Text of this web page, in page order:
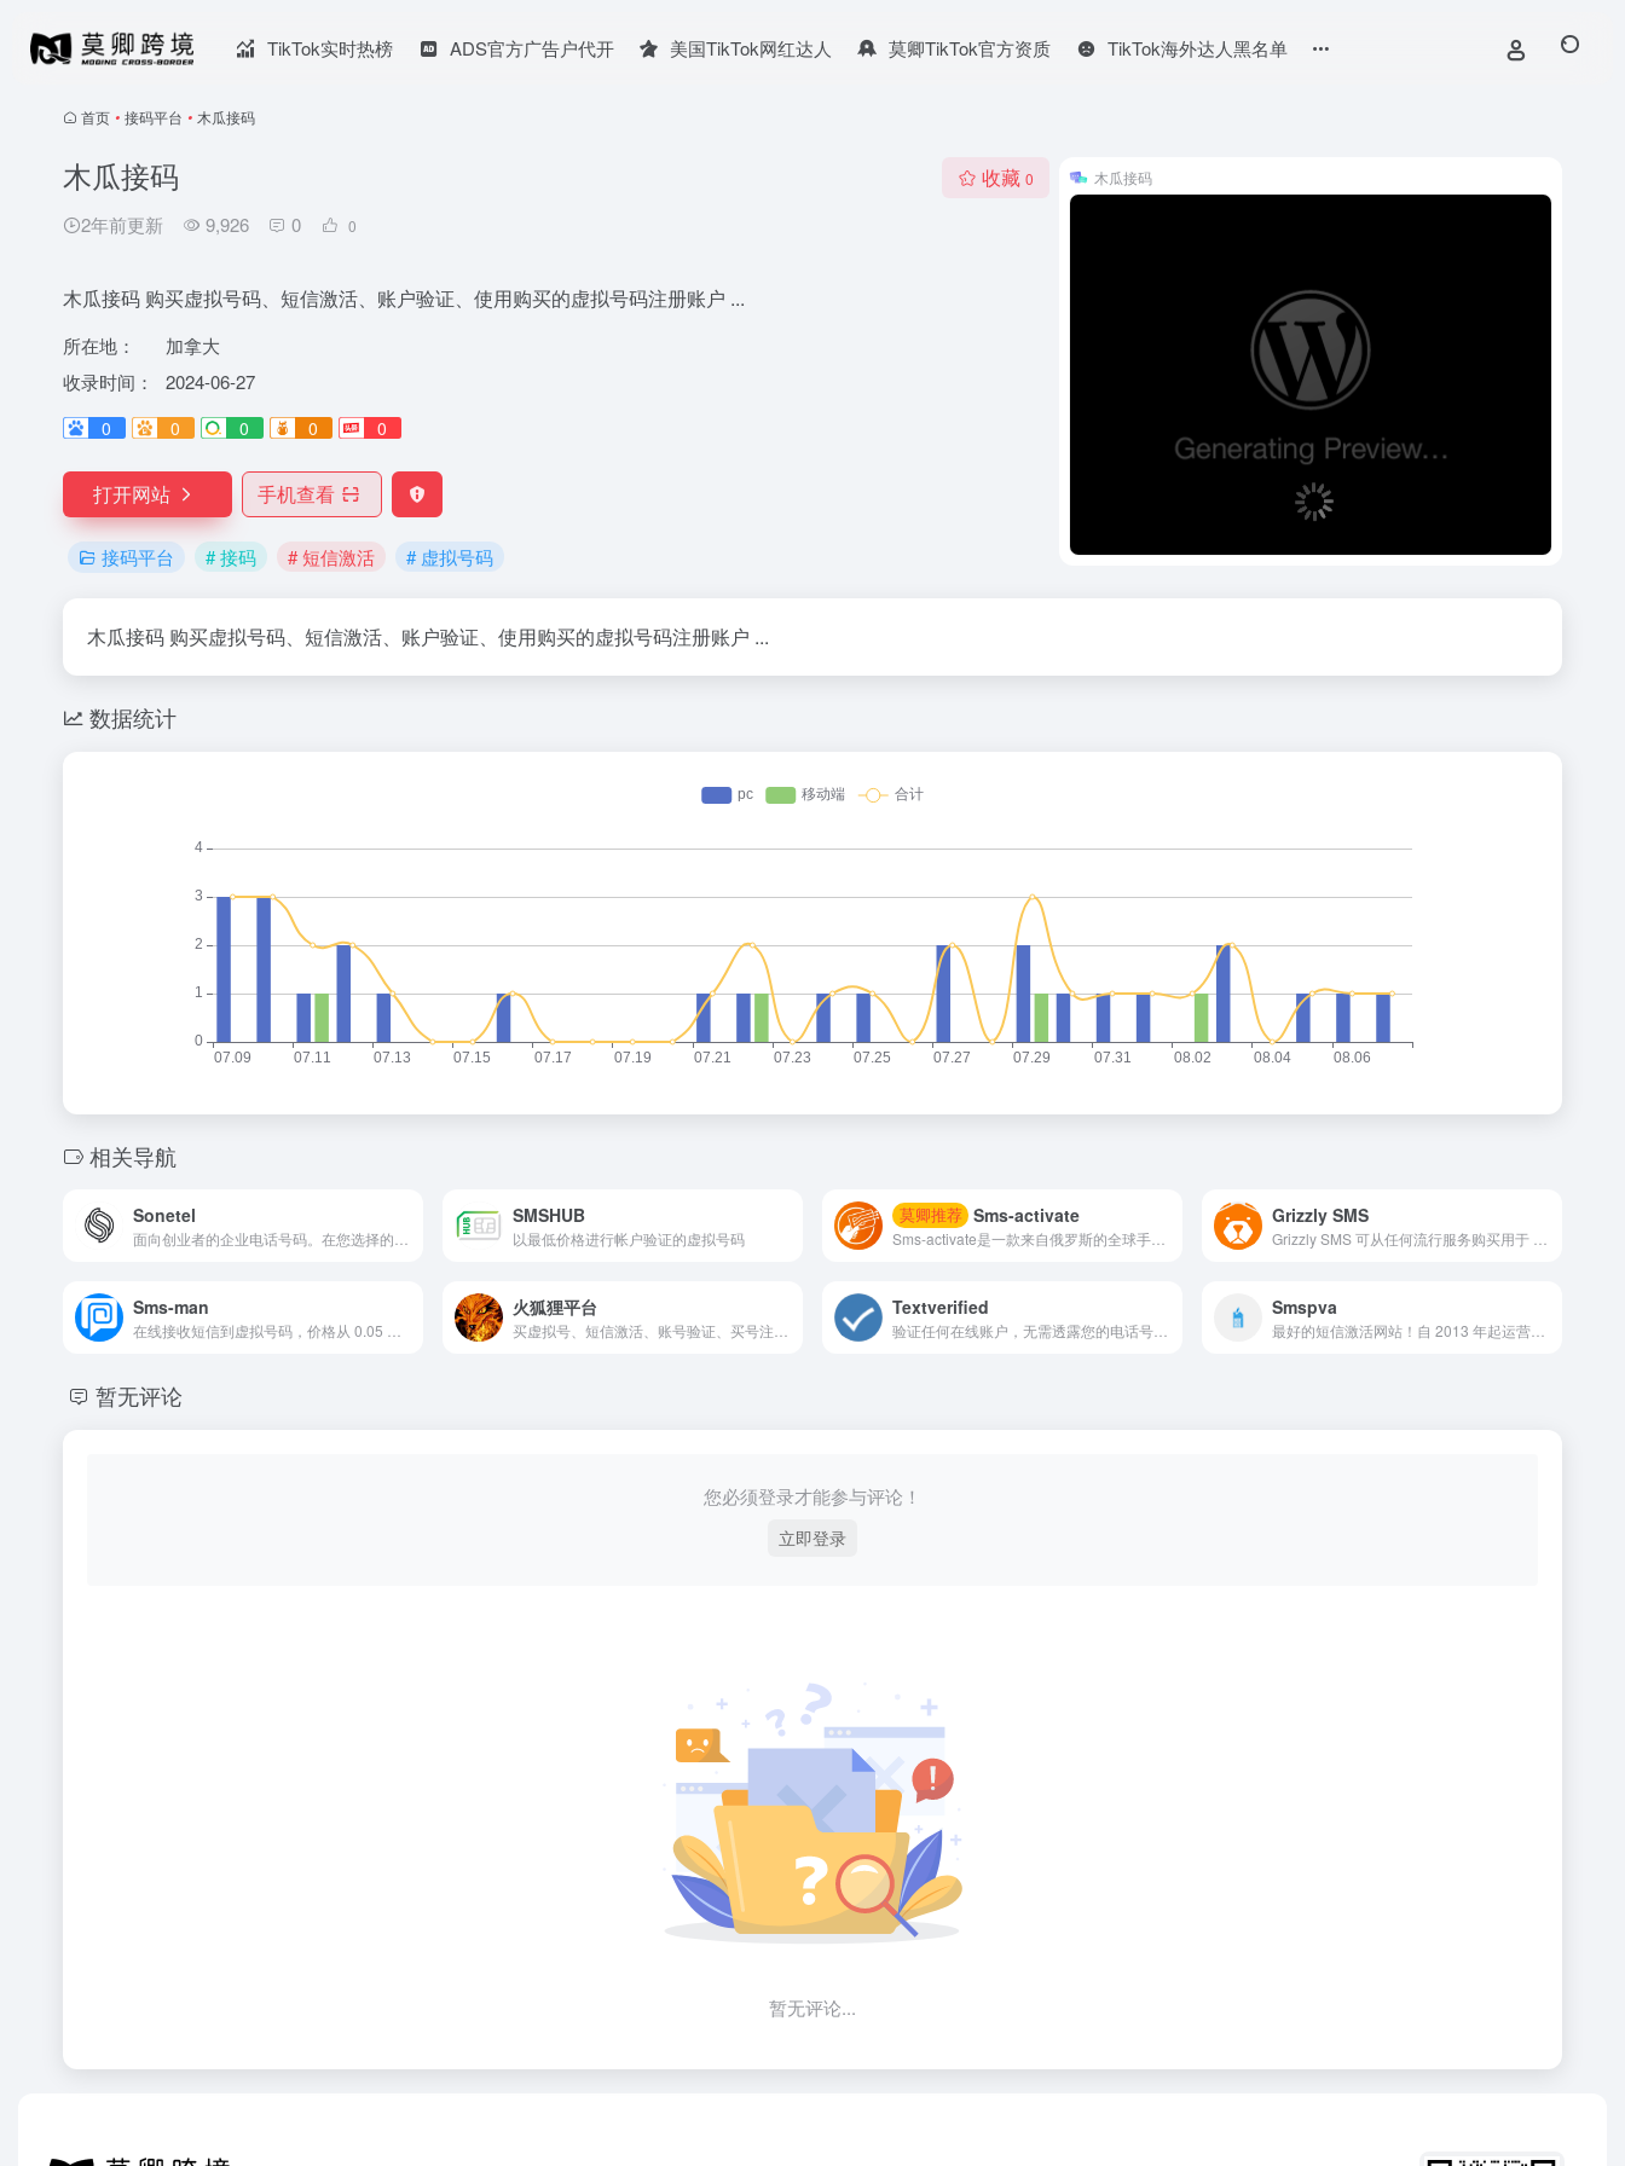
TikTok实时热榜 ADS官方广告户代开 美国TikTok网红达人 莫卿TikTok官方资质 TikTok海外达人黑名单
首页 • 接码平台 • 木瓜接码
木瓜接码
2年前更新 9,926 0 0
收藏 0
木瓜接码 购买虚拟号码、短信激活、账户验证、使用购买的虚拟号码注册账户 ...
所在地：
加拿大
收录时间：
2024-06-27
0 0 0 0 0
打开网站 手机查看
接码平台 # 接码 # 短信激活 # 虚拟号码
木瓜接码
木瓜接码 购买虚拟号码、短信激活、账户验证、使用购买的虚拟号码注册账户 ...
数据统计
相关导航
Sonetel SMSHUB
以最低价格进行帐户验证的虚拟号码
莫卿推荐 Sms-activate Grizzly SMS
Sms-man 火狐狸平台 Textverified Smspva
暂无评论
您必须登录才能参与评论！
立即登录
暂无评论...